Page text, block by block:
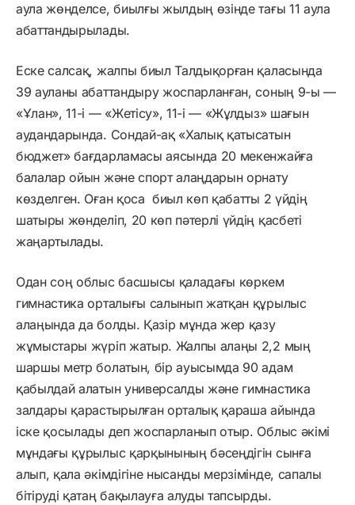
аула жөнделсе, биылғы жылдың өзінде тағы 11 аула
абаттандырылады.
Еске салсақ, жалпы биыл Талдықорған қаласында
39 ауланы абаттандыру жоспарланған, соның 9-ы —
«Ұлан», 11-і — «Жетісу», 11-і — «Жұлдыз» шағын
аудандарында. ​Сондай-ақ «Халық қатысатын
бюджет» бағдарламасы аясында 20 мекенжайға
балалар ойын және спорт алаңдарын орнату
көзделген. Оған қоса биыл көп қабатты 2 үйдің
шатыры жөнделіп, 20 көп пәтерлі үйдің қасбеті
жаңартылады.
Одан соң облыс басшысы қаладағы көркем
гимнастика орталығы салынып жатқан құрылыс
алаңында да болды. Қазір мұнда жер қазу
жұмыстары жүріп жатыр. Жалпы алаңы 2,2 мың
шаршы метр болатын, бір ауысымда 90 адам
қабылдай алатын универсалды және гимнастика
залдары қарастырылған орталық қараша айында
іске қосылады деп жоспарланып отыр. Облыс әкімі
мұндағы құрылыс қарқынының бәсеңдігін сынға
алып, қала әкімдігіне нысанды мерзімінде, сапалы
бітіруді қатаң бақылауға алуды тапсырды.